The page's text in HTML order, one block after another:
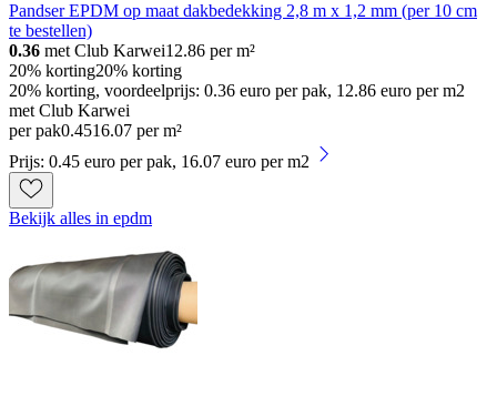
Pandser EPDM op maat dakbedekking 2,8 m x 1,2 mm (per 10 cm
te bestellen)
0.36 met Club Karwei12.86 per m²
20% korting20% korting
20% korting, voordeelprijs: 0.36 euro per pak, 12.86 euro per m2
met Club Karwei
per pak0.4516.07 per m²
Prijs: 0.45 euro per pak, 16.07 euro per m2
Bekijk alles in epdm